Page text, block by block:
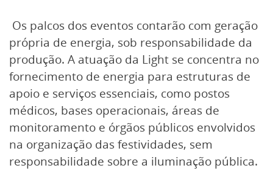
Os palcos dos eventos contarão com geração
própria de energia, sob responsabilidade da
produção. A atuação da Light se concentra no
fornecimento de energia para estruturas de
apoio e serviços essenciais, como postos
médicos, bases operacionais, áreas de
monitoramento e órgãos públicos envolvidos
na organização das festividades, sem
responsabilidade sobre a iluminação pública.